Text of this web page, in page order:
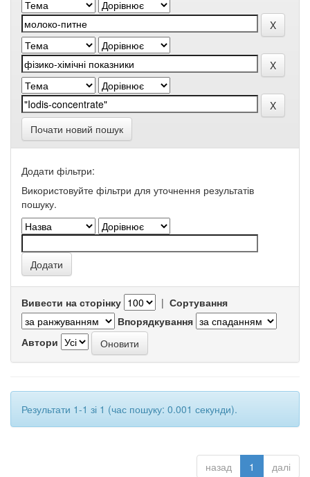
Почати новий пошук
Додати фільтри:
Використовуйте фільтри для уточнення результатів
пошуку.
Вивести на сторінку | Сортування
Впорядкування
Автори
Результати 1-1 зі 1 (час пошуку: 0.001 секунди).
назад 1 далі